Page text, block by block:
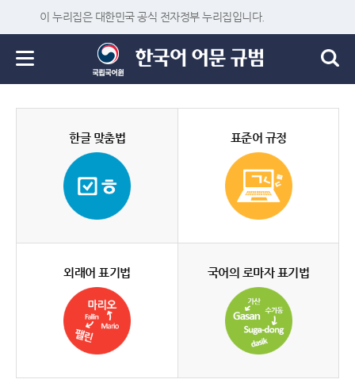
이 누리집은 대한민국 공식 전자정부 누리집입니다.
한글 맞춤법 표준어 규정
외래어 표기법 국어의 로마자 표기법